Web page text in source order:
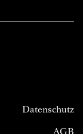
Datenschutz
AGB